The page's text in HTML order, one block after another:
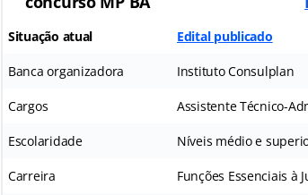
Situação atual Edital publicado
Banca organizadora Instituto Consulplan
Cargos Assistente Técnico-
Escolaridade Níveis médio e
Carreira Funções Essenciais à